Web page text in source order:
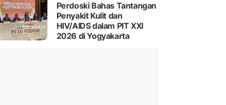
Perdoski Bahas Tantangan
Penyakit Kulit dan
HIV/AIDS dalam PIT XXI
2026 di Yogyakarta